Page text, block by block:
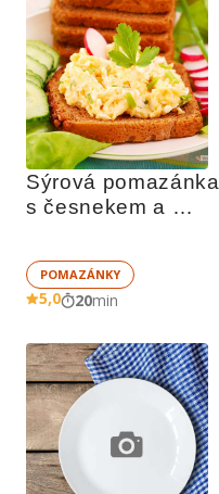
Sýrová pomazánka
s česnekem a
POMAZÁNKY
5,0 20min